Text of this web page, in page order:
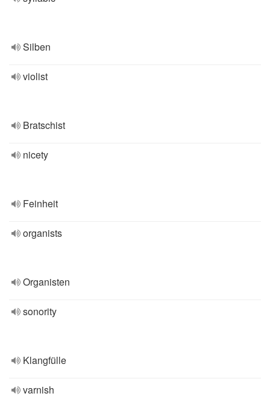
Silben
violist
Bratschist
nicety
Feinheit
organists
Organisten
sonority
Klangfülle
varnish